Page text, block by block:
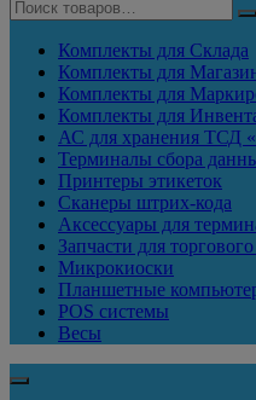
Комплекты для Склада
Комплекты для
Комплекты для
Комплекты для
АС для хранения ТСД
Терминалы сбора
Принтеры этикеток
Сканеры штрих-кода
Аксессуары для
Запчасти для
Микрокиоски
Планшетные
POS системы
Весы